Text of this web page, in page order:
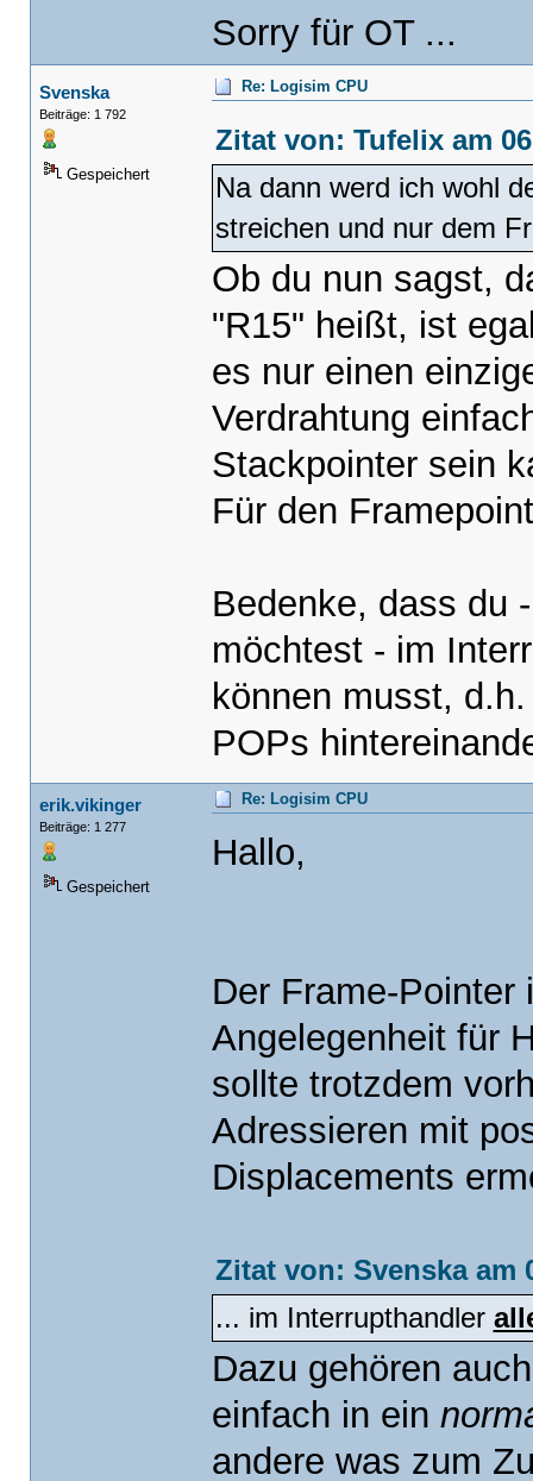
Sorry für OT ...
Svenska
Beiträge: 1 792
Gespeichert
Re: Logisim CPU
Zitat von: Tufelix am
Na dann werd ich wohl
streichen und nur dem
Ob du nun sagst,
"R15" heißt, ist
es nur einen
Verdrahtung
Stackpointer sein
Für den
Bedenke, dass du
möchtest - im
können musst,
POPs
erik.vikinger
Beiträge: 1 277
Gespeichert
Re: Logisim CPU
Hallo,
Der Frame-Pointer
Angelegenheit für
sollte trotzdem
Adressieren mit
Displacements
Zitat von: Svenska am
... im Interrupthandler
Dazu gehören
einfach in ein
andere was zum